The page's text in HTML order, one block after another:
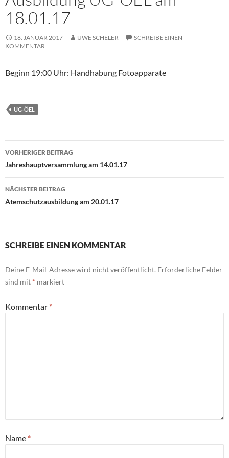
18.01.17
18. JANUAR 2017 UWE SCHELER
SCHREIBE EINEN
KOMMENTAR
Beginn 19:00 Uhr: Handhabung Fotoapparate
UG-ÖEL
Beitragsnavigation
VORHERIGER BEITRAG
Jahreshauptversammlung am 14.01.17
NÄCHSTER BEITRAG
Atemschutzausbildung am 20.01.17
SCHREIBE EINEN KOMMENTAR
Deine E-Mail-Adresse wird nicht veröffentlicht. Erforderliche Felder
sind mit * markiert
Kommentar *
Name *